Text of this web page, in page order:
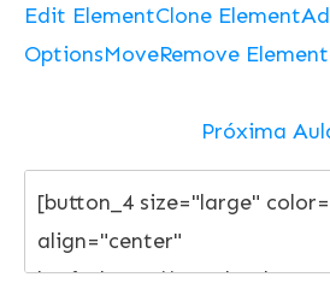
Edit ElementClone Element
OptionsMoveRemove Element
Próxima